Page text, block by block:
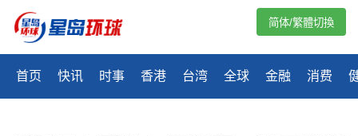
首页 快讯 时事 香港 台湾 全球 金融 消费
简体/繁體切換